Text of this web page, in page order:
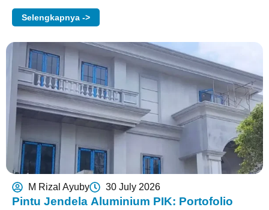
Selengkapnya ->
M Rizal Ayuby 30 July 2026
Pintu Jendela Aluminium PIK: Portofolio